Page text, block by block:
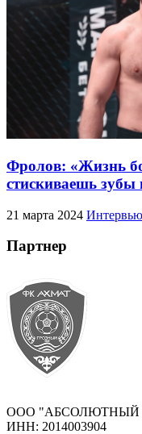
Фролов: «Жизнь
стискиваешь
21 марта 2024 Интервью
Партнер
ООО
ИНН: 2014003904